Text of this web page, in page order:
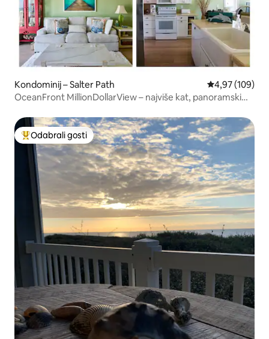
Kondominij – Salter Path Prosječna
4,97 (109)
OceanFront MillionDollarView – najviše kat, panoramski
Među najviše rangiranima s oznakom „Odabrali gosti”
Odabrali gosti